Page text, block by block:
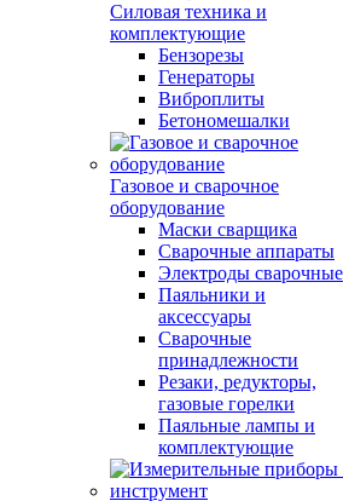
Силовая техника и
комплектующие
Бензорезы
Генераторы
Виброплиты
Бетономешалки
Газовое и сварочное
оборудование
Маски сварщика
Сварочные аппараты
Электроды сварочные
Паяльники и
аксессуары
Сварочные
принадлежности
Резаки, редукторы,
газовые горелки
Паяльные лампы и
комплектующие